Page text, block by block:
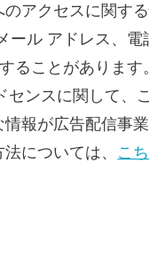
のアクセスに関す
ール アドレス、電
ることがあります
センスに関して、
報が広告配信事
については、 こ